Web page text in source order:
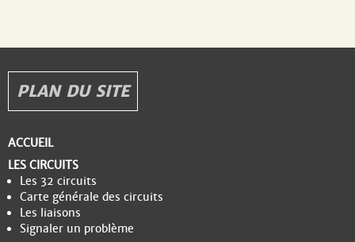
PLAN DU SITE
ACCUEIL
LES CIRCUITS
Les 32 circuits
Carte générale des circuits
Les liaisons
Signaler un problème